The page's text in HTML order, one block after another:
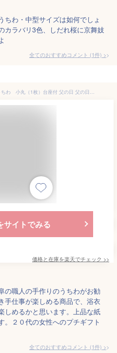
ちわ・中型サイズは如何でしょ
カラバリ3色、しだれ桜に京舞妓
全てのおすすめコメント (1件) >
カミノシゴト（家田紙工）水うちわ 小丸（1枚）台座付 父の日 父の日ギフト 氷水 涼しい 夏 雁皮紙 がんぴし 美濃 手漉き 和紙 手作り 職人 丈夫 上質 高品質 祭 水遊び 川 山 レトロ 和風 古風 国産 日本製 日本産 美しい 伝統 綺麗 岐阜
サイトでみる
価格と在庫を楽天でチェック >>
の職人の手作りのうちわがお勧
手仕事が楽しめる商品で、浴衣
しめるかと思います。上品な紙
。２０代の女性へのプチギフト
全てのおすすめコメント (1件) >